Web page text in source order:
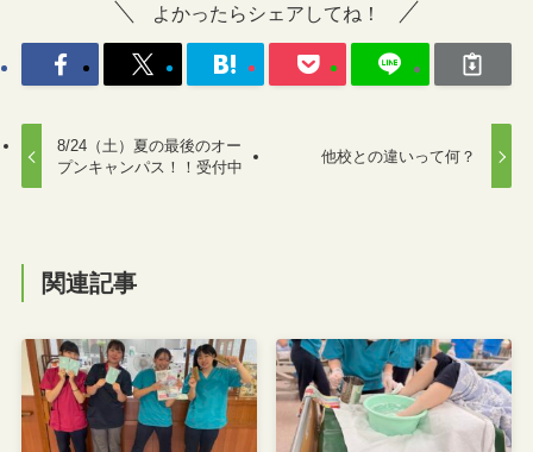
よかったらシェアしてね！
8/24（土）夏の最後のオー
プンキャンパス！！受付中
他校との違いって何？
関連記事